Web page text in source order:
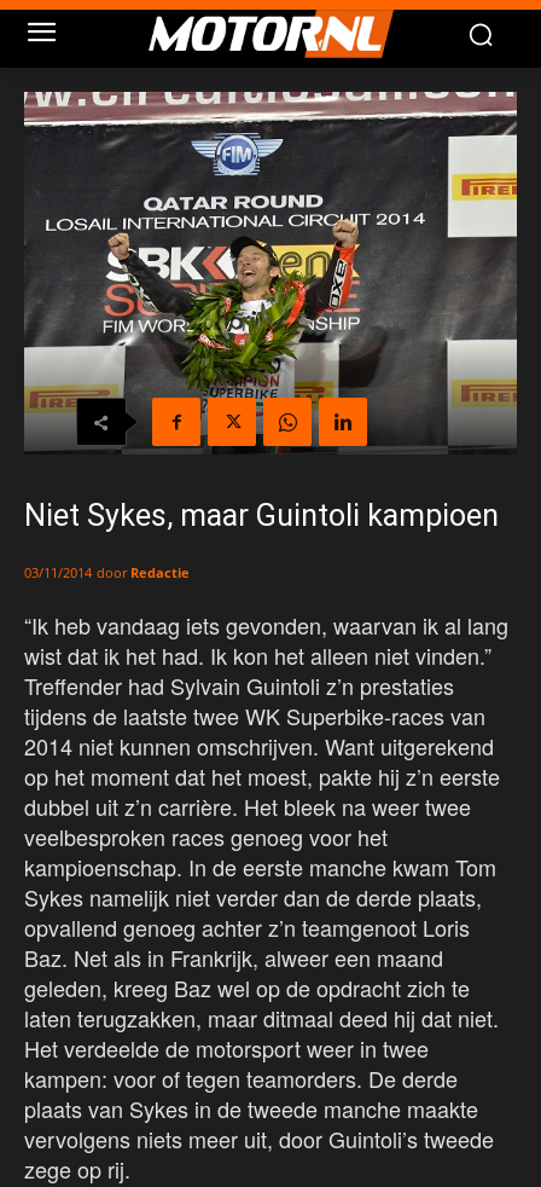
Niet Sykes, maar Guintoli kampioen
03/11/2014 door Redactie
“Ik heb vandaag iets gevonden, waarvan ik al lang
wist dat ik het had. Ik kon het alleen niet vinden.”
Treffender had Sylvain Guintoli z’n prestaties
tijdens de laatste twee WK Superbike-races van
2014 niet kunnen omschrijven. Want uitgerekend
op het moment dat het moest, pakte hij z’n eerste
dubbel uit z’n carrière. Het bleek na weer twee
veelbesproken races genoeg voor het
kampioenschap. In de eerste manche kwam Tom
Sykes namelijk niet verder dan de derde plaats,
opvallend genoeg achter z’n teamgenoot Loris
Baz. Net als in Frankrijk, alweer een maand
geleden, kreeg Baz wel op de opdracht zich te
laten terugzakken, maar ditmaal deed hij dat niet.
Het verdeelde de motorsport weer in twee
kampen: voor of tegen teamorders. De derde
plaats van Sykes in de tweede manche maakte
vervolgens niets meer uit, door Guintoli’s tweede
zege op rij.